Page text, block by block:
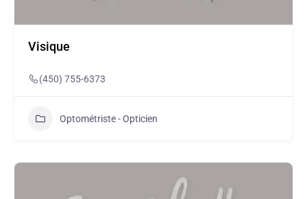
Visique
(450) 755-6373
Optométriste - Opticien